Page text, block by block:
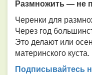
Размножить — не
Черенки для
Через год
Это делают или
материнского куста.
Подписывайтесь